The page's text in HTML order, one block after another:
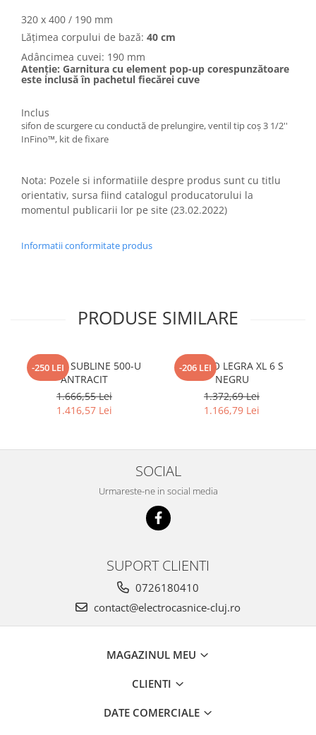
320 x 400 / 190 mm
Lățimea corpului de bază: 40 cm
Adâncimea cuvei: 190 mm
Atenție: Garnitura cu element pop-up corespunzătoare
este inclusă în pachetul fiecărei cuve
Inclus
sifon de scurgere cu conductă de prelungire, ventil tip coș 3 1/2''
InFino™, kit de fixare
Nota: Pozele si informatiile despre produs sunt cu titlu
orientativ, sursa fiind catalogul producatorului la
momentul publicarii lor pe site (23.02.2022)
Informatii conformitate produs
PRODUSE SIMILARE
-250 LEI
BLANCO SUBLINE 500-U
ANTRACIT
1.666,55 Lei
1.416,57 Lei
-206 LEI
BLANCO LEGRA XL 6 S
NEGRU
1.372,69 Lei
1.166,79 Lei
SOCIAL
Urmareste-ne in social media
SUPORT CLIENTI
0726180410
contact@electrocasnice-cluj.ro
MAGAZINUL MEU
CLIENTI
DATE COMERCIALE